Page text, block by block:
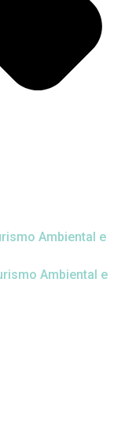
Ambiental e
Ambiental e